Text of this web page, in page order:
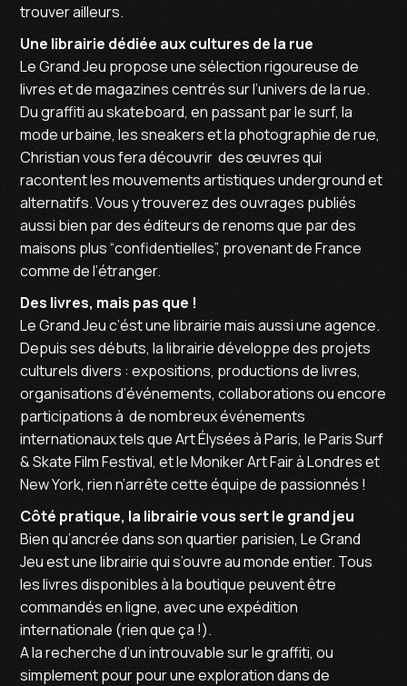
trouver ailleurs.
Une librairie dédiée aux cultures de la rue
Le Grand Jeu propose une sélection rigoureuse de
livres et de magazines centrés sur l’univers de la rue.
Du graffiti au skateboard, en passant par le surf, la
mode urbaine, les sneakers et la photographie de rue,
Christian vous fera découvrir des œuvres qui
racontent les mouvements artistiques underground et
alternatifs. Vous y trouverez des ouvrages publiés
aussi bien par des éditeurs de renoms que par des
maisons plus “confidentielles”, provenant de France
comme de l’étranger.
Des livres, mais pas que !
Le Grand Jeu c’ést une librairie mais aussi une agence.
Depuis ses débuts, la librairie développe des projets
culturels divers : expositions, productions de livres,
organisations d’événements, collaborations ou encore
participations à de nombreux événements
internationaux tels que Art Élysées à Paris, le Paris Surf
& Skate Film Festival, et le Moniker Art Fair à Londres et
New York, rien n’arrête cette équipe de passionnés !
Côté pratique, la librairie vous sert le grand jeu
Bien qu’ancrée dans son quartier parisien, Le Grand
Jeu est une librairie qui s’ouvre au monde entier. Tous
les livres disponibles à la boutique peuvent être
commandés en ligne, avec une expédition
internationale (rien que ça !).
A la recherche d’un introuvable sur le graffiti, ou
simplement pour pour une exploration dans de